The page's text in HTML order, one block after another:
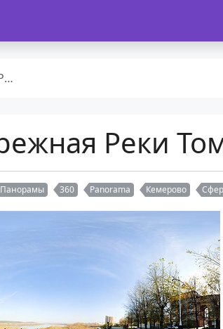
Реки
Панорамы 360 Panorama Кемерово